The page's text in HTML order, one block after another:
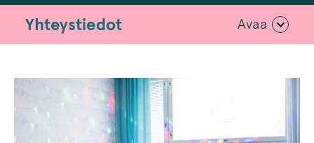
Yhteystiedot Avaa